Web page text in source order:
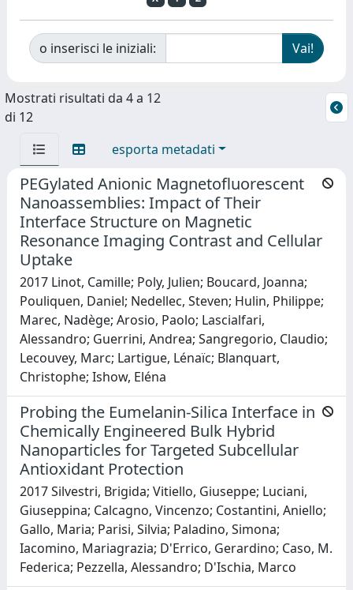
o inserisci le iniziali:
Mostrati risultati da 4 a 12
di 12
esporta metadati
PEGylated Anionic Magnetofluorescent
Nanoassemblies: Impact of Their
Interface Structure on Magnetic
Resonance Imaging Contrast and Cellular
Uptake
2017 Linot, Camille; Poly, Julien; Boucard, Joanna;
Pouliquen, Daniel; Nedellec, Steven; Hulin, Philippe;
Marec, Nadège; Arosio, Paolo; Lascialfari,
Alessandro; Guerrini, Andrea; Sangregorio, Claudio;
Lecouvey, Marc; Lartigue, Lénaïc; Blanquart,
Christophe; Ishow, Eléna
Probing the Eumelanin-Silica Interface in
Chemically Engineered Bulk Hybrid
Nanoparticles for Targeted Subcellular
Antioxidant Protection
2017 Silvestri, Brigida; Vitiello, Giuseppe; Luciani,
Giuseppina; Calcagno, Vincenzo; Costantini, Aniello;
Gallo, Maria; Parisi, Silvia; Paladino, Simona;
Iacomino, Mariagrazia; D'Errico, Gerardino; Caso, M.
Federica; Pezzella, Alessandro; D'Ischia, Marco